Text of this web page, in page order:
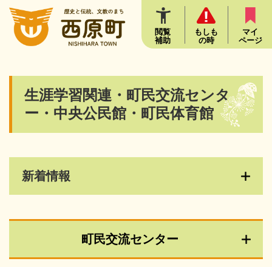
メニューを飛ばして本文へ
閲覧
補助
もしも
の時
マイ
ページ
生涯学習関連・町民交流センタ
ー・中央公民館・町民体育館
新着情報
町民交流センター